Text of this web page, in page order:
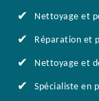
Nettoyage et
Réparation et
Nettoyage et
Spécialiste en